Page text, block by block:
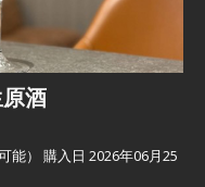
酒
能） 購入日 2026年06月25